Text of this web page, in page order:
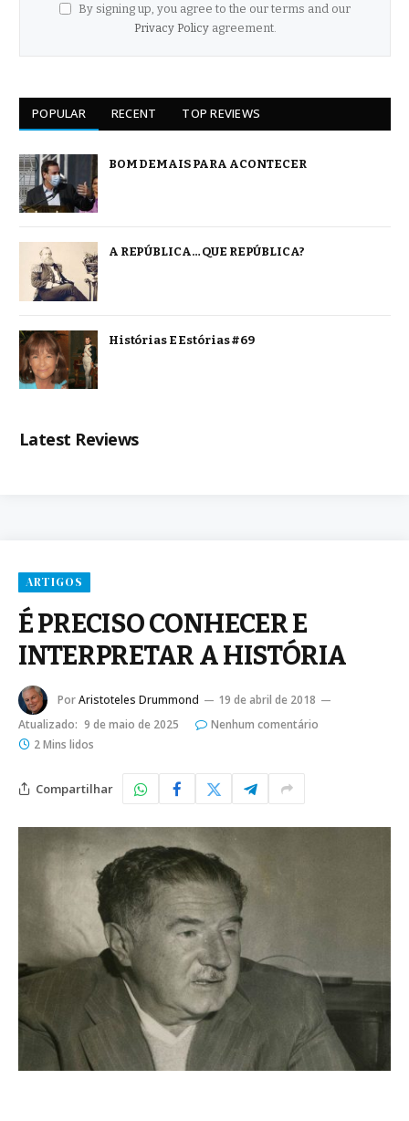
By signing up, you agree to the our terms and our
Privacy Policyagreement.
POPULAR RECENT TOP REVIEWS
BOM DEMAIS PARA ACONTECER
A REPÚBLICA… QUE REPÚBLICA?
Histórias E Estórias #69
Latest Reviews
ARTIGOS
É PRECISO CONHECER E
INTERPRETAR A HISTÓRIA
PorAristoteles Drummond
19 de abril de 2018
Atualizado: 9 de maio de 2025
Nenhum comentário
2 Mins lidos
Compartilhar